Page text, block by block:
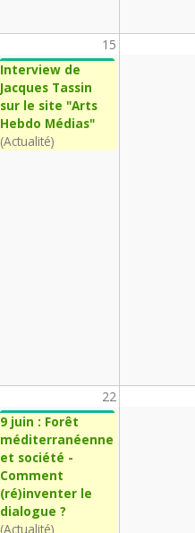
15
Interview de
Jacques Tassin
sur le site "Arts
Hebdo Médias"
(Actualité)
22
9 juin : Forêt
méditerranéenne
et société -
Comment
(ré)inventer le
dialogue ?
(Actualité)